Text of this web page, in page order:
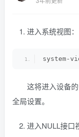
进入系统视图：
system-
这将进入设备
全局设置。
进入NULL接口